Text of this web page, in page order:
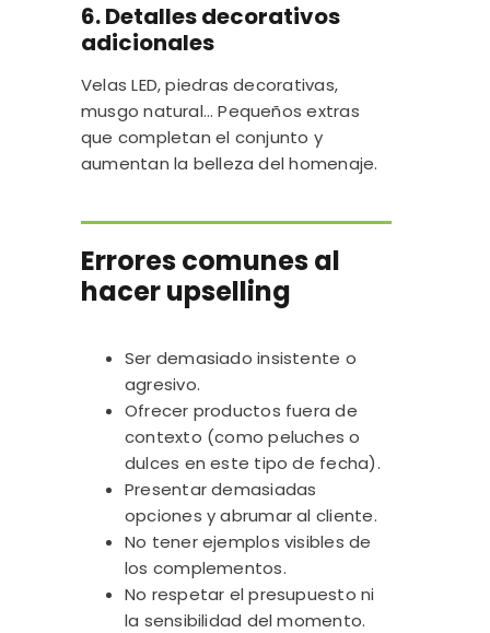
6. Detalles decorativos
adicionales
Velas LED, piedras decorativas,
musgo natural… Pequeños extras
que completan el conjunto y
aumentan la belleza del homenaje.
Errores comunes al
hacer upselling
Ser demasiado insistente o
agresivo.
Ofrecer productos fuera de
contexto (como peluches o
dulces en este tipo de fecha).
Presentar demasiadas
opciones y abrumar al cliente.
No tener ejemplos visibles de
los complementos.
No respetar el presupuesto ni
la sensibilidad del momento.